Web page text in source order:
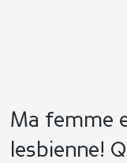
Ma femme
lesbienne!